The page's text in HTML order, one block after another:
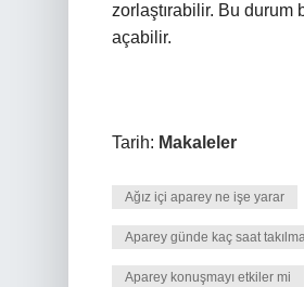
zorlaştırabilir. Bu durum
açabilir.
Tarih: Makaleler
Ağız içi aparey ne işe yarar
Aparey günde kaç saat
Aparey konuşmayı etkiler mi